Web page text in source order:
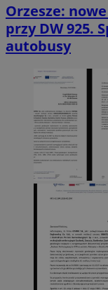
Orzesze:
przy DW 925.
autobusy